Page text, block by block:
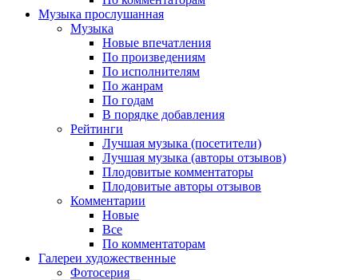
Музыка прослушанная
Музыка
Новые впечатления
По произведениям
По исполнителям
По жанрам
По годам
В порядке добавления
Рейтинги
Лучшая музыка (посетители)
Лучшая музыка (авторы отзывов)
Плодовитые комментаторы
Плодовитые авторы отзывов
Комментарии
Новые
Все
По комментаторам
Галереи художественные
Фотосерия